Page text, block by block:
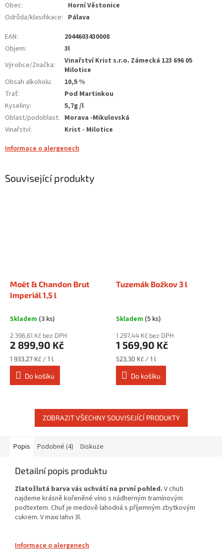
Obec:
Horní Věstonice
Odrůda/klasifikace: Pálava
EAN:
2044603430008
Objem:
3l
Výrobce/Značka:
Vinařství Krist s.r.o. Zámecká 123 696 05
Milotice
Obsah alkoholu:
10,5 %
Trať:
Pod Martinkou
Kyseliny:
5,7g /l
Oblast/podoblast: Morava -Mikulovská
Vinařství:
Krist - Milotice
Informace o alergenech
Související produkty
Moët & Chandon Brut
Imperiál 1,5 l
Skladem (3 ks)
2 396,61 Kč bez DPH
2 899,90 Kč
Měrná
cena:
1 933,27 Kč / 1 l
Do košíku
Tuzemák Božkov 3 l
Skladem (5 ks)
1 297,44 Kč bez DPH
1 569,90 Kč
Měrná
cena:
523,30 Kč / 1 l
Do košíku
ZOBRAZIT VŠECHNY SOUVISEJÍCÍ PRODUKTY
Popis Podobné (4) Diskuze
Detailní popis produktu
Zlatožlutá barva vás uchvátí na první pohled. V chuti
najdeme krásně kořeněné víno s nádherným tramínovým
podtextem. Chuť je medově lahodná s příjemným zbytkovým
cukrem. V maxi lahvi 3l.
Informace o alergenech